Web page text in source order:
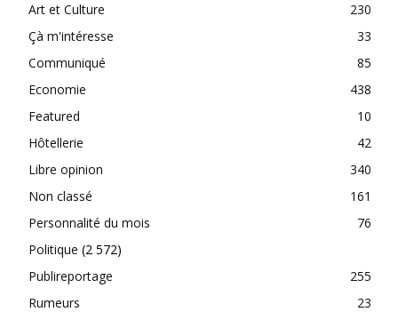
Art et Culture
230
Çà m'intéresse
33
Communiqué
85
Economie
438
Featured
10
Hôtellerie
42
Libre opinion
340
Non classé
161
Personnalité du mois
76
Politique (2 572)
Publireportage
255
Rumeurs
23